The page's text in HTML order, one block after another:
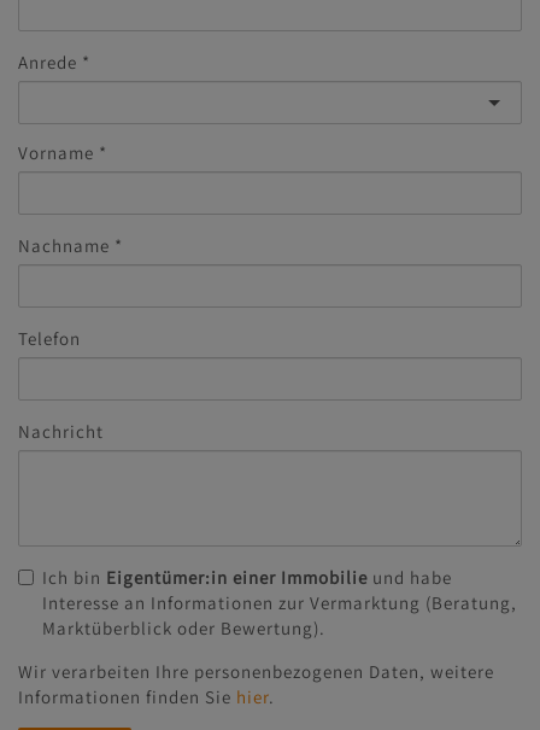
Anrede
Vorname
Nachname
Telefon
Nachricht
Ich bin Eigentümer:in einer Immobilie und habe
Interesse an Informationen zur Vermarktung (Beratung,
Marktüberblick oder Bewertung).
Wir verarbeiten Ihre personenbezogenen Daten, weitere
Informationen finden Sie hier.